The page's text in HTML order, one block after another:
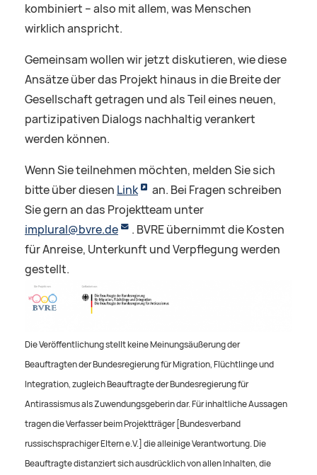
kombiniert – also mit allem, was Menschen
wirklich anspricht.
Gemeinsam wollen wir jetzt diskutieren, wie diese
Ansätze über das Projekt hinaus in die Breite der
Gesellschaft getragen und als Teil eines neuen,
partizipativen Dialogs nachhaltig verankert
werden können.
Wenn Sie teilnehmen möchten, melden Sie sich
bitte über diesen Link
an. Bei Fragen schreiben
Sie gern an das Projektteam unter
implural@bvre.de
. BVRE übernimmt die Kosten
für Anreise, Unterkunft und Verpflegung werden
gestellt.
Die Veröffentlichung stellt keine Meinungsäußerung der
Beauftragten der Bundesregierung für Migration, Flüchtlinge und
Integration, zugleich Beauftragte der Bundesregierung für
Antirassismus als Zuwendungsgeberin dar. Für inhaltliche Aussagen
tragen die Verfasser beim Projektträger [Bundesverband
russischsprachiger Eltern e.V.] die alleinige Verantwortung. Die
Beauftragte distanziert sich ausdrücklich von allen Inhalten, die